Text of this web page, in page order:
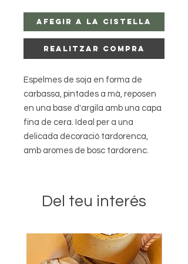
Afegir a la Cistella
Realitzar Compra
Espelmes de soja en forma de
carbassa, pintades a mà, reposen
en una base d'argila amb una capa
fina de cera. Ideal per a una
delicada decoració tardorenca,
amb aromes de bosc tardorenc.
Del teu interés